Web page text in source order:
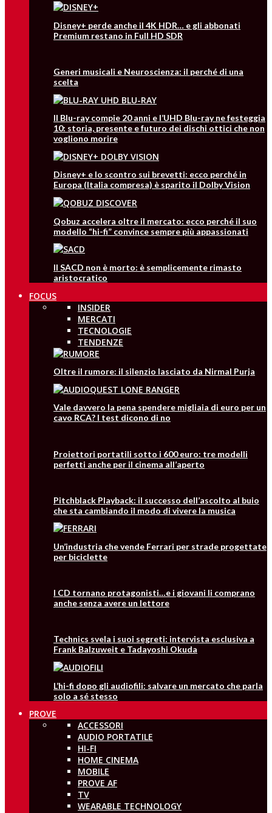
Disney+ perde anche il 4K HDR… e gli abbonati
Premium restano in Full HD SDR
Generi musicali e Neuroscienza: il perché di una
scelta
Il Blu-ray compie 20 anni e l’UHD Blu-ray ne festeggia
10: storia, presente e futuro dei dischi ottici che non
vogliono morire
Disney+ e lo scontro sui brevetti: ecco perché in
Europa (Italia compresa) è sparito il Dolby Vision
Qobuz accelera oltre il mercato: ecco perché il suo
modello “hi-fi” convince sempre più appassionati
Il SACD non è morto: è semplicemente rimasto
aristocratico
FOCUS
INSIDER
MERCATI
TECNOLOGIE
TENDENZE
Oltre il rumore: il silenzio lasciato da Nirmal Purja
Vale davvero la pena spendere migliaia di euro per un
cavo RCA? I test dicono di no
Proiettori portatili sotto i 600 euro: tre modelli
perfetti anche per il cinema all’aperto
Pitchblack Playback: il successo dell’ascolto al buio
che sta cambiando il modo di vivere la musica
Un’industria che vende Ferrari per strade progettate
per biciclette
I CD tornano protagonisti…e i giovani li comprano
anche senza avere un lettore
Technics svela i suoi segreti: intervista esclusiva a
Frank Balzuweit e Tadayoshi Okuda
L’hi-fi dopo gli audiofili: salvare un mercato che parla
solo a sé stesso
PROVE
ACCESSORI
AUDIO PORTATILE
HI-FI
HOME CINEMA
MOBILE
PROVE AF
TV
WEARABLE TECHNOLOGY